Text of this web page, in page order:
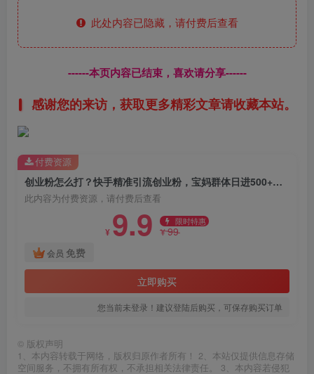
此处内容已隐藏，请付费后查看
------本页内容已结束，喜欢请分享------
感谢您的来访，获取更多精彩文章请收藏本站。
创业粉怎么打？快手精准引流创业粉，宝妈群体日进500+精准流量
此内容为付费资源，请付费后查看
¥ 9.9 限时特惠
¥99
会员 免费
立即购买
您当前未登录！建议登陆后购买，可保存购买订单
付费资源
© 版权声明
1、本内容转载于网络，版权归原作者所有！ 2、本站仅提供信息存储
空间服务，不拥有所有权，不承担相关法律责任。 3、本内容若侵犯